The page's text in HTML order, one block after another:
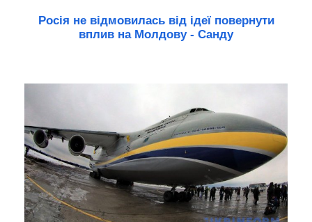
Росія не відмовилась від ідеї повернути
вплив на Молдову - Санду